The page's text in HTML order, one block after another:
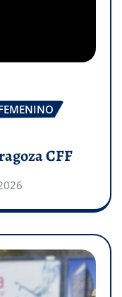
CFF